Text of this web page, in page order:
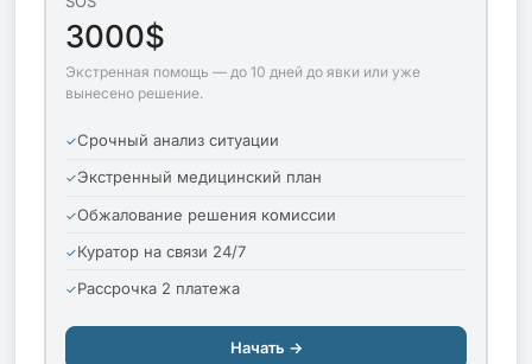
3000$
Экстренная помощь — до 10 дней до явки или уже
вынесено решение.
Срочный анализ ситуации
Экстренный медицинский план
Обжалование решения комиссии
Куратор на связи 24/7
Рассрочка 2 платежа
Начать →